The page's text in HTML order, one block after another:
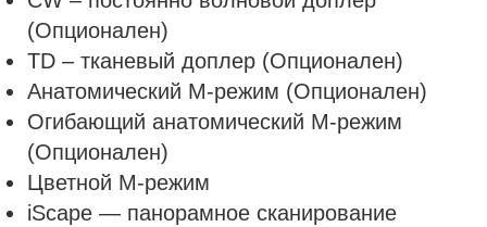
(Опционален)
ТD – тканевый доплер (Опционален)
Анатомический М-режим (Опционален)
Огибающий анатомический М-режим
(Опционален)
Цветной М-режим
iScape — панорамное сканирование